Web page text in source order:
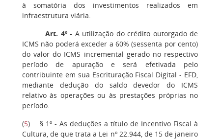
à somatória dos investimentos realizados em
infraestrutura viária.
Art. 4º - A utilização do crédito outorgado de
ICMS não poderá exceder a 60% (sessenta por cento)
do valor do ICMS incremental gerado no respectivo
período de apuração e será efetivada pelo
contribuinte em sua Escrituração Fiscal Digital - EFD,
mediante dedução do saldo devedor do ICMS
relativo às operações ou às prestações próprias no
período.
(5) § 1º - As deduções a título de Incentivo Fiscal à
Cultura, de que trata a Lei nº 22.944, de 15 de janeiro